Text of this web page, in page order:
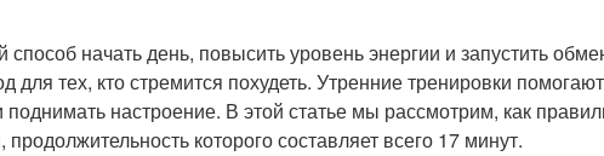
начать день, повысить уровень энергии и запустить
для тех, кто стремится похудеть. Утренние тренировки
настроение. В этой статье мы рассмотрим, как
которого составляет всего 17 минут.